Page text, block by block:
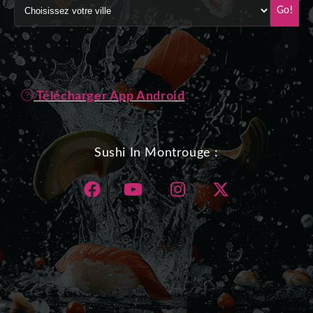
Go!
Télécharger App Android
Sushi In Montrouge :